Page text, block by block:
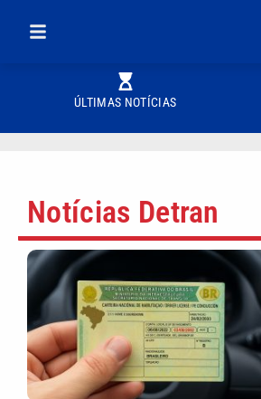
ÚLTIMAS NOTÍCIAS
Notícias Detran